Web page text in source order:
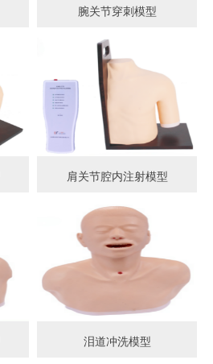
腕关节穿刺模型
肩关节腔内注射模型
泪道冲洗模型